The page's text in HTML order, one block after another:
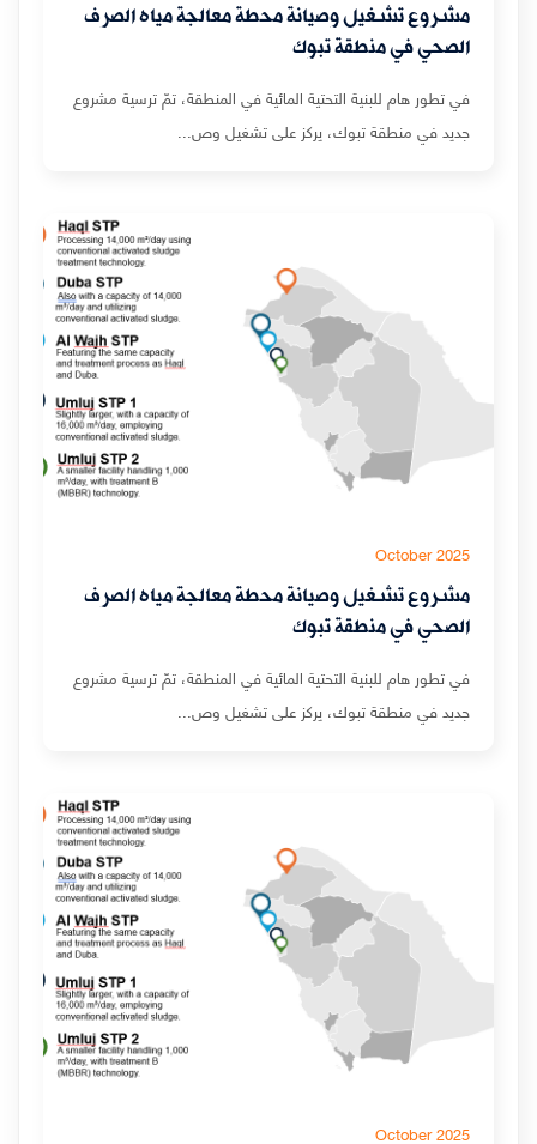
مشروع تشغيل وصيانة محطة معالجة مياه الصرف
الصحي في منطقة تبوك
في تطور هام للبنية التحتية المائية في المنطقة، تمّ ترسية مشروع
جديد في منطقة تبوك، يركز على تشغيل وص...
October 2025
مشروع تشغيل وصيانة محطة معالجة مياه الصرف
الصحي في منطقة تبوك
في تطور هام للبنية التحتية المائية في المنطقة، تمّ ترسية مشروع
جديد في منطقة تبوك، يركز على تشغيل وص...
October 2025